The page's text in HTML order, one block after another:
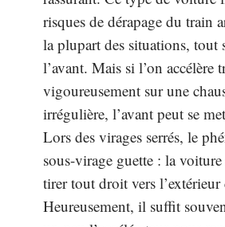
risques de dérapage du train
la plupart des situations, tout
l’avant. Mais si l’on accélère
vigoureusement sur une
irrégulière, l’avant peut se
Lors des virages serrés, le
sous-virage guette : la voiture
tirer tout droit vers
Heureusement, il suffit